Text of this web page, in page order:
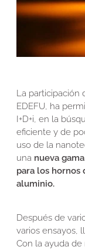
La participación
EDEFU, ha
I+D+i, en la
eficiente y de
uso de la
una nueva
para los
aluminio.
Después de
varios ensayos,
Con la ayuda